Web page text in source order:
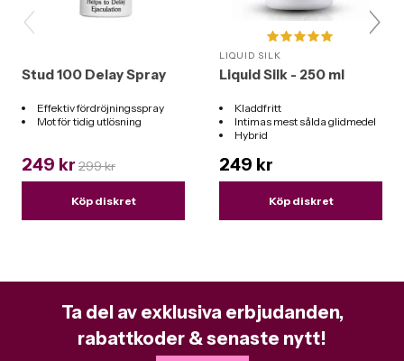
Stud 100 Delay Spray
Effektiv fördröjningsspray
Mot för tidig utlösning
249 kr 299 kr
Köp diskret
LIQUID SILK
Liquid Silk - 250 ml
Kladdfritt
Intimas mest sålda glidmedel
Hybrid
249 kr
Köp diskret
Ta del av exklusiva erbjudanden,
rabattkoder & senaste nytt!